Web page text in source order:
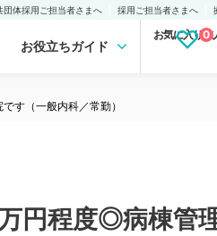
団体採用ご担当者さまへ 採用ご担当者さまへ
お役立ちガイド
お気に入り求
0
す（一般内科／常勤）
円程度◎病棟管